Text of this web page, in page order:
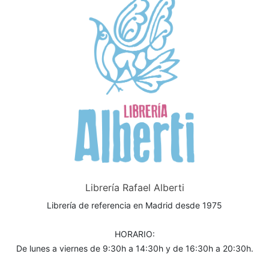
Librería Rafael Alberti
Librería de referencia en Madrid desde 1975
HORARIO:
De lunes a viernes de 9:30h a 14:30h y de 16:30h a 20:30h.